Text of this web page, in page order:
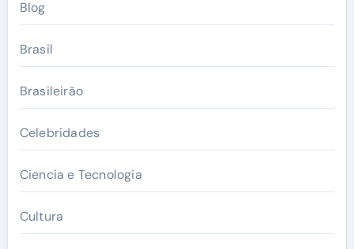
Blog
Brasil
Brasileirão
Celebridades
Ciencia e Tecnologia
Cultura